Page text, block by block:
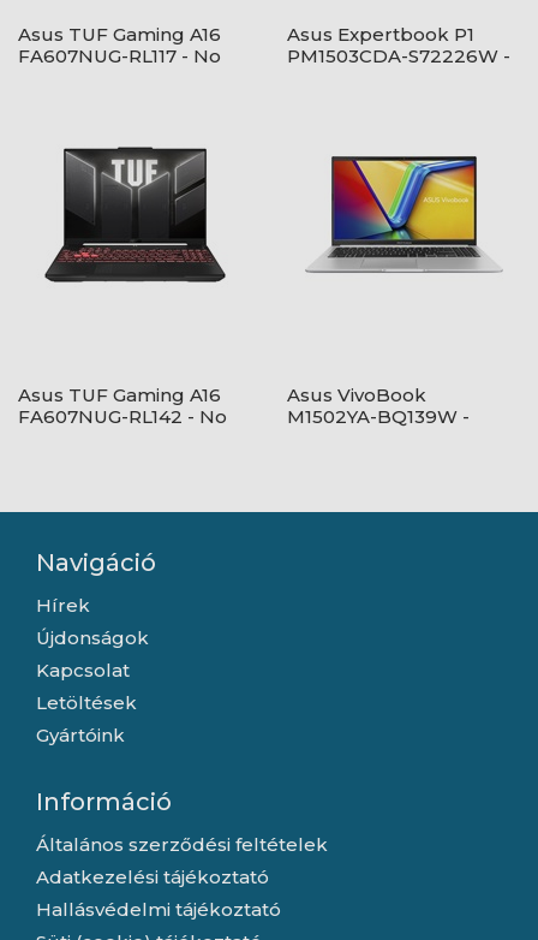
Asus TUF Gaming A16
FA607NUG-RL117 - No
Asus Expertbook P1
PM1503CDA-S72226W -
Asus TUF Gaming A16
FA607NUG-RL142 - No
Asus VivoBook
M1502YA-BQ139W -
Navigáció
Hírek
Újdonságok
Kapcsolat
Letöltések
Gyártóink
Információ
Általános szerződési feltételek
Adatkezelési tájékoztató
Hallásvédelmi tájékoztató